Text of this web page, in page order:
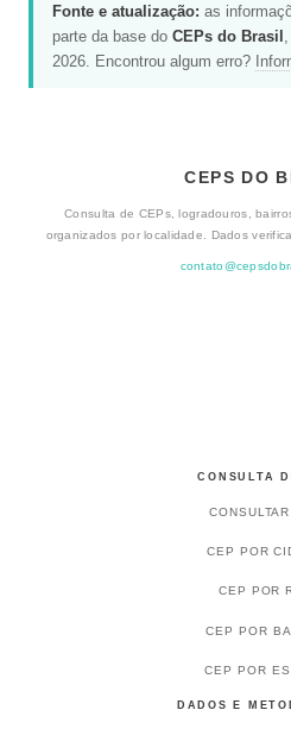
Fonte e atualização: as
parte da base do CEPs do Brasil
2026. Encontrou algum erro?
CEPS DO
Consulta de CEPs, logradouros,
organizados por localidade. Dados
CONSULTA
CEP POR
CEP POR
CEP POR
CEP POR
DADOS E